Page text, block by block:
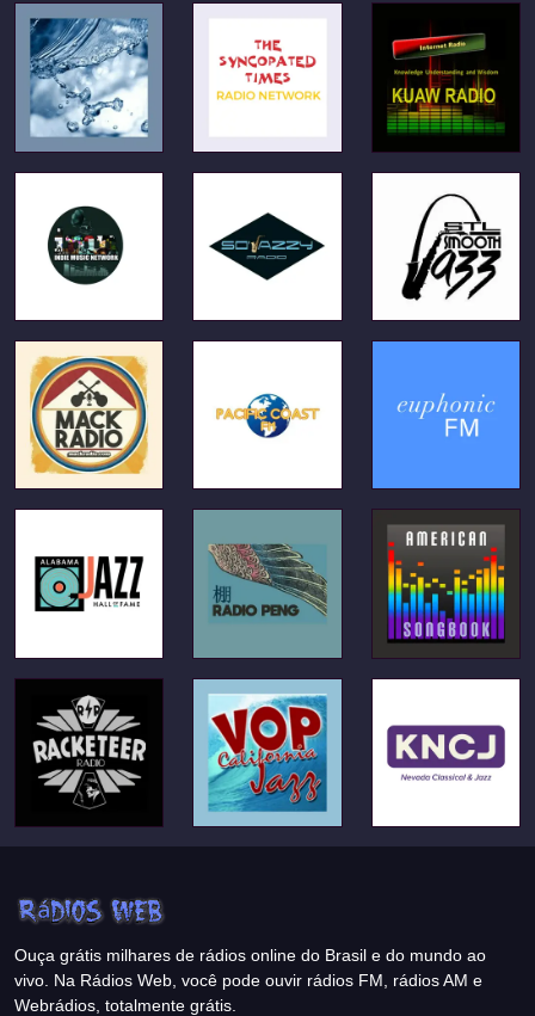
Ouça grátis milhares de rádios online do Brasil e do mundo ao
vivo. Na Rádios Web, você pode ouvir rádios FM, rádios AM e
Webrádios, totalmente grátis.